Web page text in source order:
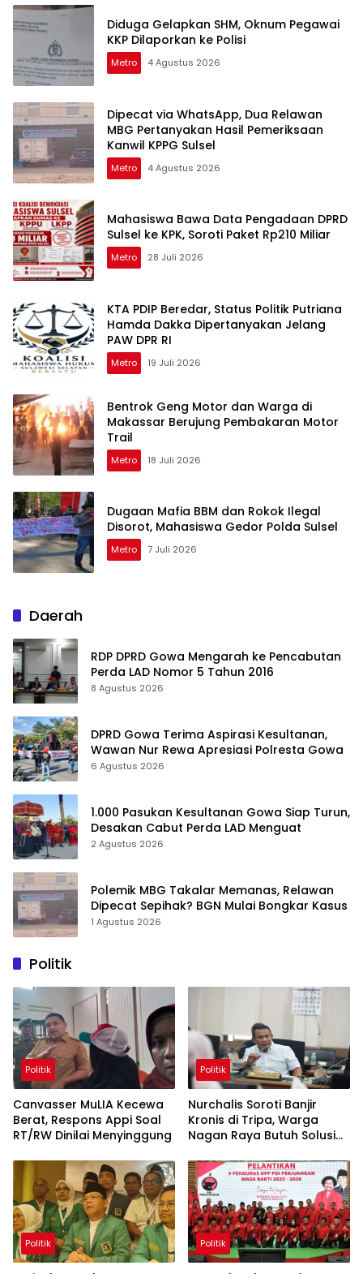
Diduga Gelapkan SHM, Oknum Pegawai
KKP Dilaporkan ke Polisi
Metro 4 Agustus 2026
Dipecat via WhatsApp, Dua Relawan
MBG Pertanyakan Hasil Pemeriksaan
Kanwil KPPG Sulsel
Metro 4 Agustus 2026
Mahasiswa Bawa Data Pengadaan DPRD
Sulsel ke KPK, Soroti Paket Rp210 Miliar
Metro 28 Juli 2026
KTA PDIP Beredar, Status Politik Putriana
Hamda Dakka Dipertanyakan Jelang
PAW DPR RI
Metro 19 Juli 2026
Bentrok Geng Motor dan Warga di
Makassar Berujung Pembakaran Motor
Trail
Metro 18 Juli 2026
Dugaan Mafia BBM dan Rokok Ilegal
Disorot, Mahasiswa Gedor Polda Sulsel
Metro 7 Juli 2026
Daerah
RDP DPRD Gowa Mengarah ke Pencabutan
Perda LAD Nomor 5 Tahun 2016
8 Agustus 2026
DPRD Gowa Terima Aspirasi Kesultanan,
Wawan Nur Rewa Apresiasi Polresta Gowa
6 Agustus 2026
1.000 Pasukan Kesultanan Gowa Siap Turun,
Desakan Cabut Perda LAD Menguat
2 Agustus 2026
Polemik MBG Takalar Memanas, Relawan
Dipecat Sepihak? BGN Mulai Bongkar Kasus
1 Agustus 2026
Politik
Politik
Canvasser MuLIA Kecewa
Berat, Respons Appi Soal
RT/RW Dinilai Menyinggung
Politik
Nurchalis Soroti Banjir
Kronis di Tripa, Warga
Nagan Raya Butuh Solusi
Politik Politik